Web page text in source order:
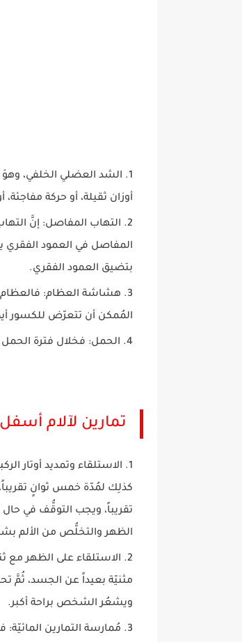
الشد العضلي الخلفي،
أوزان ثقيلة، أو حركة
التهاب المفاصل: إنَّ
المفاصل في العمود الفقري
بتضيق العمود الفقري.
هشاشة العظام:
المُمكن أن تتعرّض للكسور
الحمل: فخلال فترة الحمل
تمارين لآلام
الاستلقاء وتمديد أوتار
كذلِك لمُدّة خمس ثوانٍ تقريباً،
تقريباً، ويجب التوقُّف في
الظهر والتخلُّص من الألم
الاستلقاء على الظهر مع
مثنيّة بعيداً عن الجسد، ثُمَّ
ويشعُر الشخص براحة أكبر.
مُمارسة التمارين